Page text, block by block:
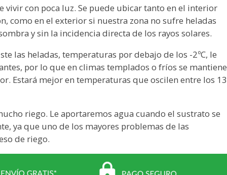
vivir con poca luz. Se puede ubicar tanto en el interior
como en el exterior si nuestra zona no sufre heladas
y sin la incidencia directa de los rayos solares.
las heladas, temperaturas por debajo de los -2ºC, le
por lo que en climas templados o fríos se mantiene
Estará mejor en temperaturas que oscilen entre los 13
riego. Le aportaremos agua cuando el sustrato se
ya que uno de los mayores problemas de las
de riego.